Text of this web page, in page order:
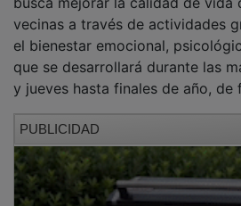
vecinas a través de actividades
el bienestar emocional,
que se desarrollará durante las
y jueves hasta finales de año, de